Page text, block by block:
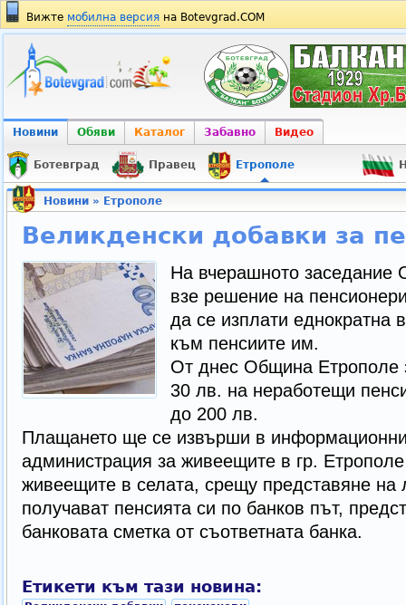
Вижте мобилна версия на Botevgrad.COM
Новини Обяви Каталог Забавно Видео
Ботевград Правец Етрополе
Новини» Етрополе
Великденски добавки за
На вчерашното заседание
взе решение на
да се изплати еднократна
към пенсиите им.
От днес Община Етрополе
30 лв. на неработещи
до 200 лв.
Плащането ще се извърши в
администрация за живеещите в гр. Етрополе
живеещите в селата, срещу представяне на
получават пенсията си по банков път,
банковата сметка от съответната банка.
Етикети към тази новина: